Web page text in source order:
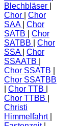
Blechbläser
Chor
Chor
SAA
Chor
SATB
Chor
SATBB
Chor
SSA
Chor
SSAATB
Chor SSATB
Chor SSATBB
Chor TTB
Chor TTBB
Christi
Himmelfahrt